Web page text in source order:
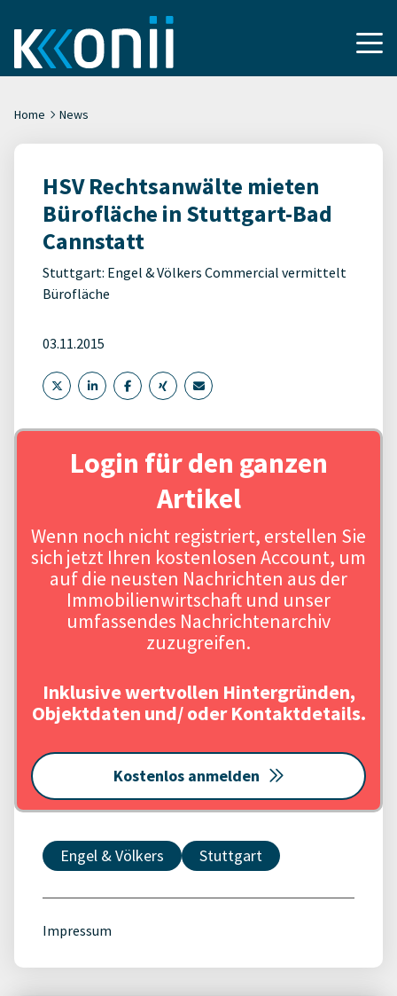
Home News
HSV Rechtsanwälte mieten
Bürofläche in Stuttgart-Bad
Cannstatt
Stuttgart: Engel & Völkers Commercial vermittelt
Bürofläche
03.11.2015
Login für den ganzen
Artikel
Wenn noch nicht registriert, erstellen Sie
sich jetzt Ihren kostenlosen Account, um
auf die neusten Nachrichten aus der
Immobilienwirtschaft und unser
umfassendes Nachrichtenarchiv
zuzugreifen.
Inklusive wertvollen Hintergründen,
Objektdaten und/ oder Kontaktdetails.
Kostenlos anmelden
Engel & Völkers Stuttgart
Impressum